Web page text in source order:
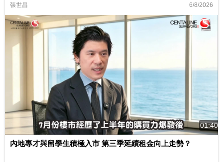
張世昌 6/8/2026
01:40
內地專才與留學生積極入市 第三季延續租金向上走勢？